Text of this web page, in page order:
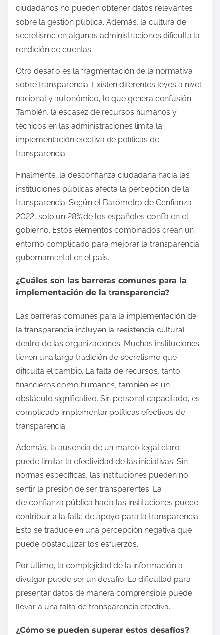
ciudadanos no pueden obtener datos relevantes
sobre la gestión pública. Además, la cultura de
secretismo en algunas administraciones dificulta la
rendición de cuentas.
Otro desafío es la fragmentación de la normativa
sobre transparencia. Existen diferentes leyes a nivel
nacional y autonómico, lo que genera confusión.
También, la escasez de recursos humanos y
técnicos en las administraciones limita la
implementación efectiva de políticas de
transparencia.
Finalmente, la desconfianza ciudadana hacia las
instituciones públicas afecta la percepción de la
transparencia. Según el Barómetro de Confianza
2022, solo un 28% de los españoles confía en el
gobierno. Estos elementos combinados crean un
entorno complicado para mejorar la transparencia
gubernamental en el país.
¿Cuáles son las barreras comunes para la
implementación de la transparencia?
Las barreras comunes para la implementación de
la transparencia incluyen la resistencia cultural
dentro de las organizaciones. Muchas instituciones
tienen una larga tradición de secretismo que
dificulta el cambio. La falta de recursos, tanto
financieros como humanos, también es un
obstáculo significativo. Sin personal capacitado, es
complicado implementar políticas efectivas de
transparencia.
Además, la ausencia de un marco legal claro
puede limitar la efectividad de las iniciativas. Sin
normas específicas, las instituciones pueden no
sentir la presión de ser transparentes. La
desconfianza pública hacia las instituciones puede
contribuir a la falta de apoyo para la transparencia.
Esto se traduce en una percepción negativa que
puede obstaculizar los esfuerzos.
Por último, la complejidad de la información a
divulgar puede ser un desafío. La dificultad para
presentar datos de manera comprensible puede
llevar a una falta de transparencia efectiva.
¿Cómo se pueden superar estos desafíos?